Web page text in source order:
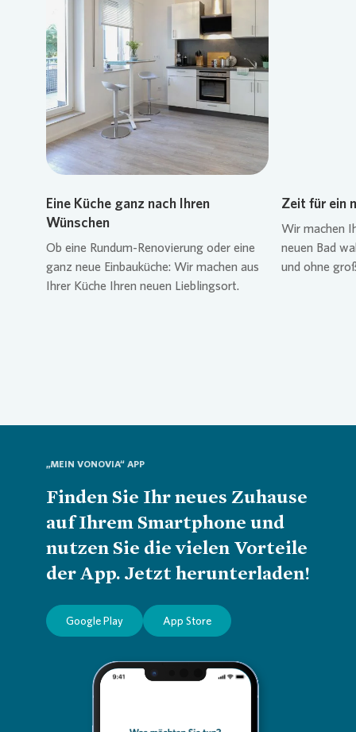
Loading...
Eine Küche ganz nach Ihren
Wünschen
Ob eine Rundum-Renovierung oder eine
ganz neue Einbauküche: Wir machen aus
Ihrer Küche Ihren neuen Lieblingsort.
Zeit für ein
Wir machen
neuen Bad
und ohne
„MEIN VONOVIA“ APP
Finden Sie Ihr neues Zuhause
auf Ihrem Smartphone und
nutzen Sie die vielen Vorteile
der App. Jetzt herunterladen!
Google Play App Store